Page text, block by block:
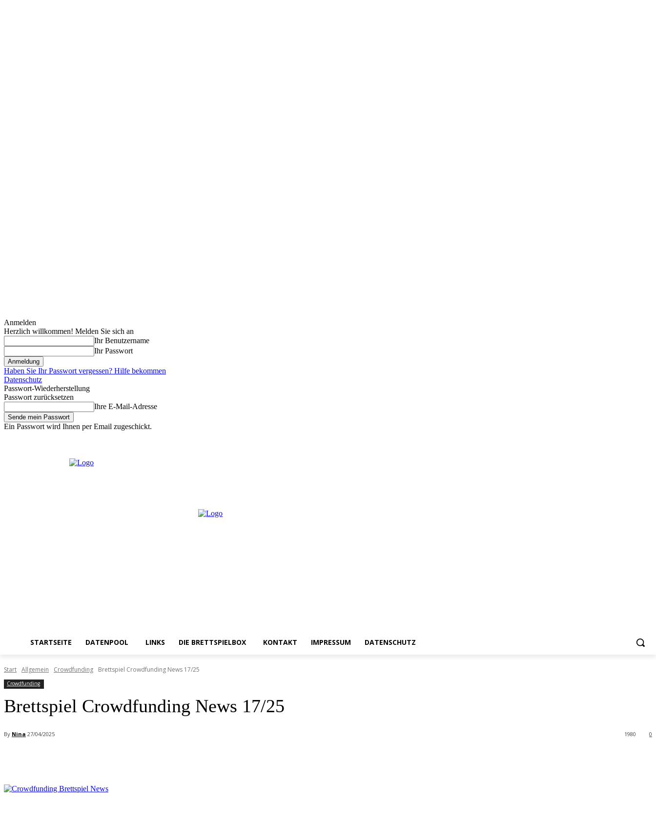
Anmelden
Herzlich willkommen! Melden Sie sich an
Ihr Benutzername
Ihr Passwort
Haben Sie Ihr Passwort vergessen? Hilfe bekommen
Datenschutz
Passwort-Wiederherstellung
Passwort zurücksetzen
Ihre E-Mail-Adresse
Ein Passwort wird Ihnen per Email zugeschickt.
STARTSEITE DATENPOOL LINKS DIE BRETTSPIELBOX KONTAKT IMPRESSUM DATENSCHUTZ
Start Allgemein Crowdfunding Brettspiel Crowdfunding News 17/25
Crowdfunding
Brettspiel Crowdfunding News 17/25
By Nina 27/04/2025 0
1980